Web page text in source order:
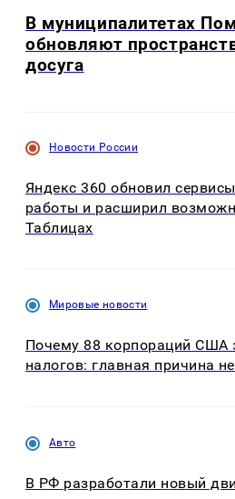
В муниципалитетах
обновляют
досуга
Новости России
Яндекс 360 обновил
работы и расширил
Таблицах
Мировые новости
Почему 88 корпораций США
налогов: главная причина
Авто
В РФ разработали новый